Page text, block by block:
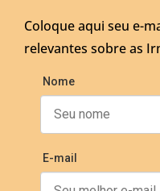
Coloque aqui seu e-
relevantes sobre as
Nome
E-mail